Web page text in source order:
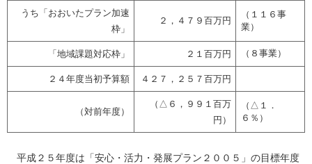
うち「おおいたプラン加速
枠」
２，４７９百万円
（１１６事
業）
「地域課題対応枠」 ２１百万円 （８事業）
２４年度当初予算額 ４２７，２５７百万円
（対前年度）
（△６，９９１百万
円）
（△１．
６％）
平成２５年度は「安心・活力・発展プラン２００５」の目標年度